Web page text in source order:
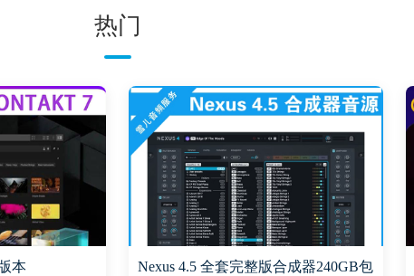
热门
本
Nexus 4.5 全套完整版合成器240GB包